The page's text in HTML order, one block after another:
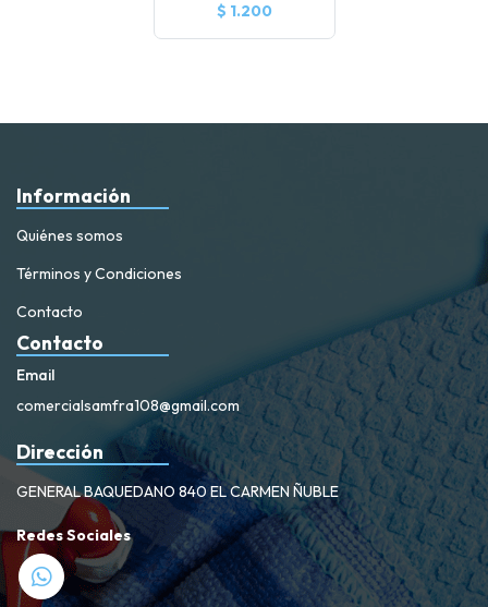
$ 1.200
Información
Quiénes somos
Términos y Condiciones
Contacto
Contacto
Email
comercialsamfra108@gmail.com
Dirección
GENERAL BAQUEDANO 840 EL CARMEN ÑUBLE
Redes Sociales